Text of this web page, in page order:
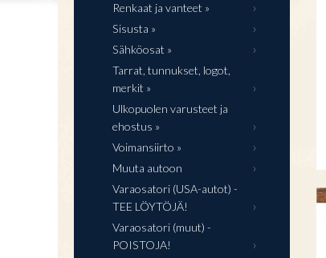
Renkaat ja vanteet »
Sisusta »
Sähköosat »
Tarrat, tunnukset, logot,
merkit »
Ulkopuolen varusteet ja
ehostus »
Voimansiirto »
Muuta autoon
Varaosatori (USA-autot) -
TEE LÖYTÖJÄ!
Varaosatori (muut) -
POISTOJA!